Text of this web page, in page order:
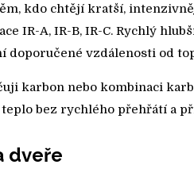
kdo chtějí kratší,
IR-A, IR-B, IR-C. Rychlý
doporučené vzdálenosti od
karbon nebo kombinaci
bez rychlého přehřátí a
dveře